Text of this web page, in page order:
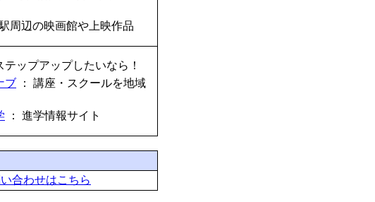
周辺の映画館や上映作品
ップアップしたいなら！
ブ ： 講座・スクールを地域
： 進学情報サイト
合わせはこちら